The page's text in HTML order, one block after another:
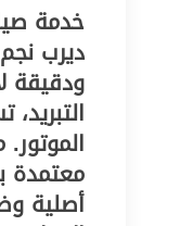
خدمة
ديرب
معتمدة
أصلية